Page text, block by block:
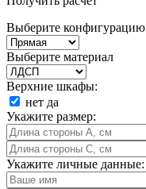
Выберите конфигурацию
Выберите материал
Верхние шкафы:
нет да
Укажите размер:
Укажите личные данные: